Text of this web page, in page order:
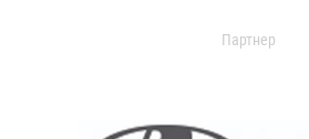
Партнер